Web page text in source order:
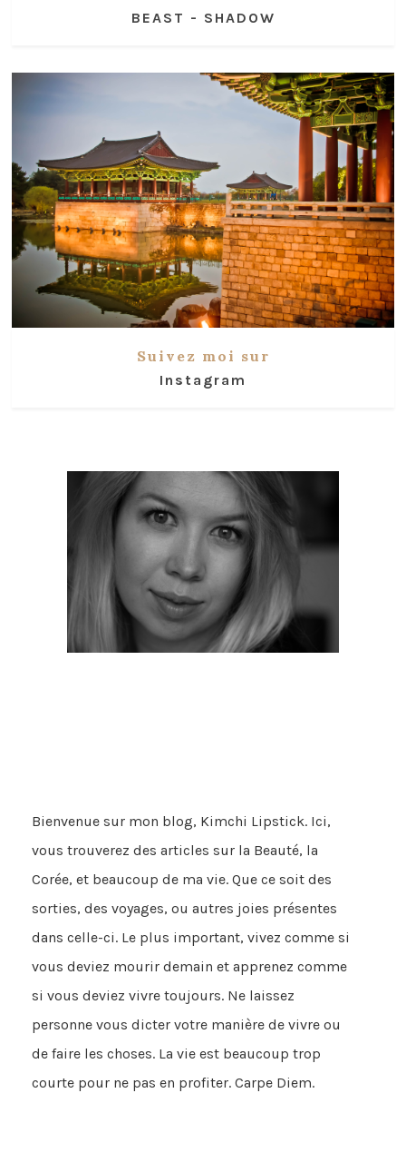
BEAST - SHADOW
Suivez moi sur
Instagram
Bienvenue sur mon blog, Kimchi Lipstick. Ici,
vous trouverez des articles sur la Beauté, la
Corée, et beaucoup de ma vie. Que ce soit des
sorties, des voyages, ou autres joies présentes
dans celle-ci. Le plus important, vivez comme si
vous deviez mourir demain et apprenez comme
si vous deviez vivre toujours. Ne laissez
personne vous dicter votre manière de vivre ou
de faire les choses. La vie est beaucoup trop
courte pour ne pas en profiter. Carpe Diem.